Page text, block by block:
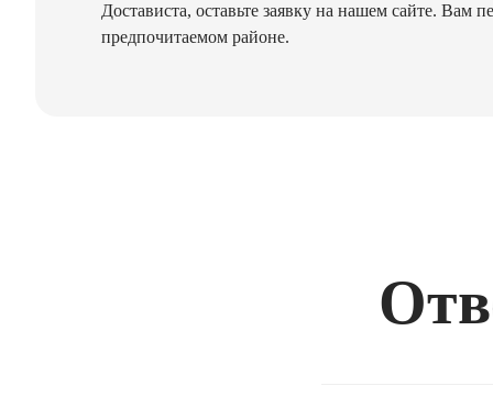
Достависта, оставьте заявку на нашем сайте. Вам
предпочитаемом районе.